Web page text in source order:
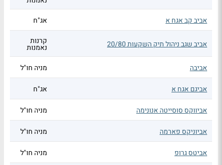
אביב קב אגח א
אג"ח
אביב שגב ניהול תיק השקעות 20/80 קרנות
נאמנות
אביבה
מניה חו"ל
אביגם אגח א אג"ח
אביווקס סוסייטה אנונימה מניה חו"ל
אביוניקס פארמה מניה חו"ל
אביטס גרופ מניה חו"ל